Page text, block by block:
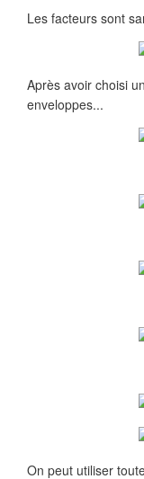
Les facteurs sont
Après avoir choisi
enveloppes...
On peut utiliser